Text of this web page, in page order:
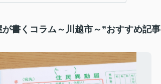
が書くコラム～川越市～”おすすめ記事